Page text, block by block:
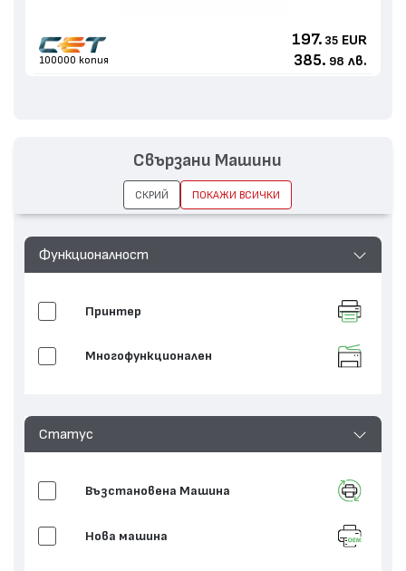
100000 копия
197. 35 EUR
385. 98 лв.
Функционалност
Принтер
Многофункционален
Статус
Възстановенa Машина
Нова машина
Свързани Машини
СКРИЙ ПОКАЖИ ВСИЧКИ